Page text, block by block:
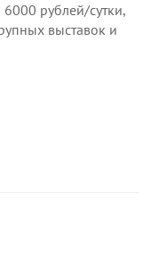
рублей/сутки,
выставок и